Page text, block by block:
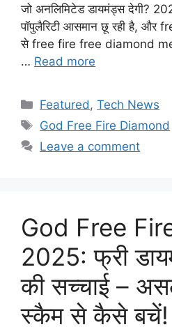
जो अनलिमिटेड डायमंड्स देगी?
पॉपुलैरिटी आसमान छू रही है,
से free fire free diamond
… Read more
Categories
Featured,Tech News
Tags
God Free Fire Diamond
Leave a comment
God Free
2025: फ्री
की सच्चाई –
स्कैम से कैसे बचें!